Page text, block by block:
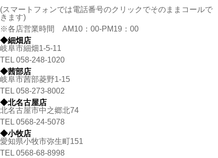
(スマートフォンでは電話番号のクリックでそのままコールで
きます)
※各店営業時間 AM10：00-PM19：00
◆細畑店
岐阜市細畑1-5-11
TEL 058-248-1020
◆茜部店
岐阜市茜部菱野1-15
TEL 058-273-8002
◆北名古屋店
北名古屋市中之郷北74
TEL 0568-24-5078
◆小牧店
愛知県小牧市弥生町151
TEL 0568-68-8998